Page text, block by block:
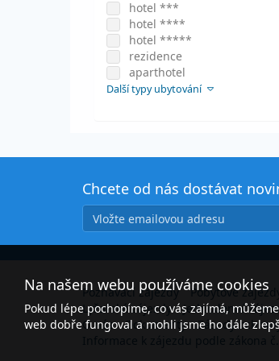
hotel ***
hotel ****
hotel *****
rezidence
aparthotel
Další typy ubytování
Chcete od nás dostávat
Poznávací zájezdy Pobytové zájezdy
Lyžařské zájezdy
Jednodenní
O nás
Dokumenty
Zásady
Na našem webu používáme cookies
Pokud lépe pochopíme, co vás zajímá,
web dobře fungoval a mohli jsme ho dále